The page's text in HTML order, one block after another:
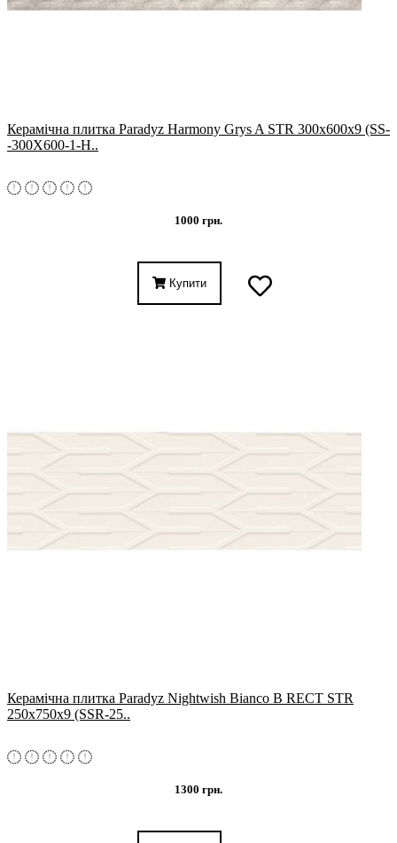
Керамічна плитка Paradyz Harmony Grys A STR 300x600x9 (SS-
-300X600-1-H..
1000 грн.
Купити
Керамічна плитка Paradyz Nightwish Bianco B RECT STR
250x750x9 (SSR-25..
1300 грн.